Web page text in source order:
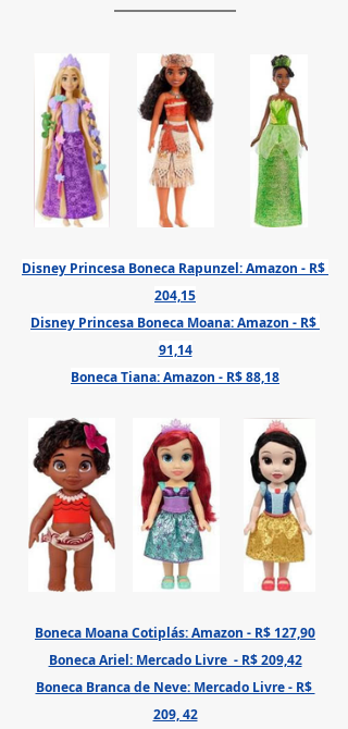
Disney Princesa Boneca Rapunzel: Amazon - R$
204,15
Disney Princesa Boneca Moana: Amazon - R$
91,14
Boneca Tiana: Amazon - R$ 88,18
Boneca Moana Cotiplás: Amazon - R$ 127,90
Boneca Ariel: Mercado Livre  - R$ 209,42
Boneca Branca de Neve: Mercado Livre - R$
209, 42